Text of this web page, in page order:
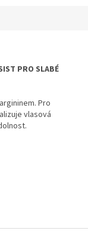
PRO SLABÉ
Pro
vlasová